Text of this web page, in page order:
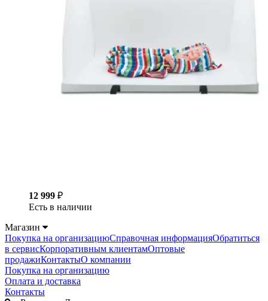
12 999 ₽
Есть в наличии
Магазин
Покупка на организациюСправочная информацияОбратиться
в сервисКорпоративным клиентамОптовые
продажиКонтактыО компании
Покупка на организацию
Оплата и доставка
Контакты